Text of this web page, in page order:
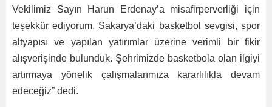
Vekilimiz Sayın Harun Erdenay’a misafirperverliği için
teşekkür ediyorum. Sakarya’daki basketbol sevgisi, spor
altyapısı ve yapılan yatırımlar üzerine verimli bir fikir
alışverişinde bulunduk. Şehrimizde basketbola olan ilgiyi
artırmaya yönelik çalışmalarımıza kararlılıkla devam
edeceğiz” dedi.